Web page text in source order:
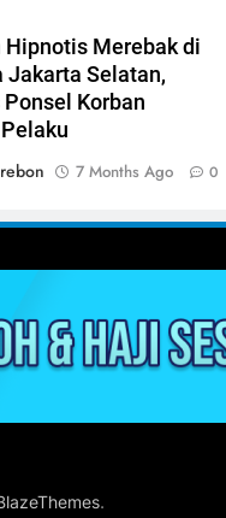
Hipnotis Merebak di
Jakarta Selatan,
Korban
7 Months Ago 0
.